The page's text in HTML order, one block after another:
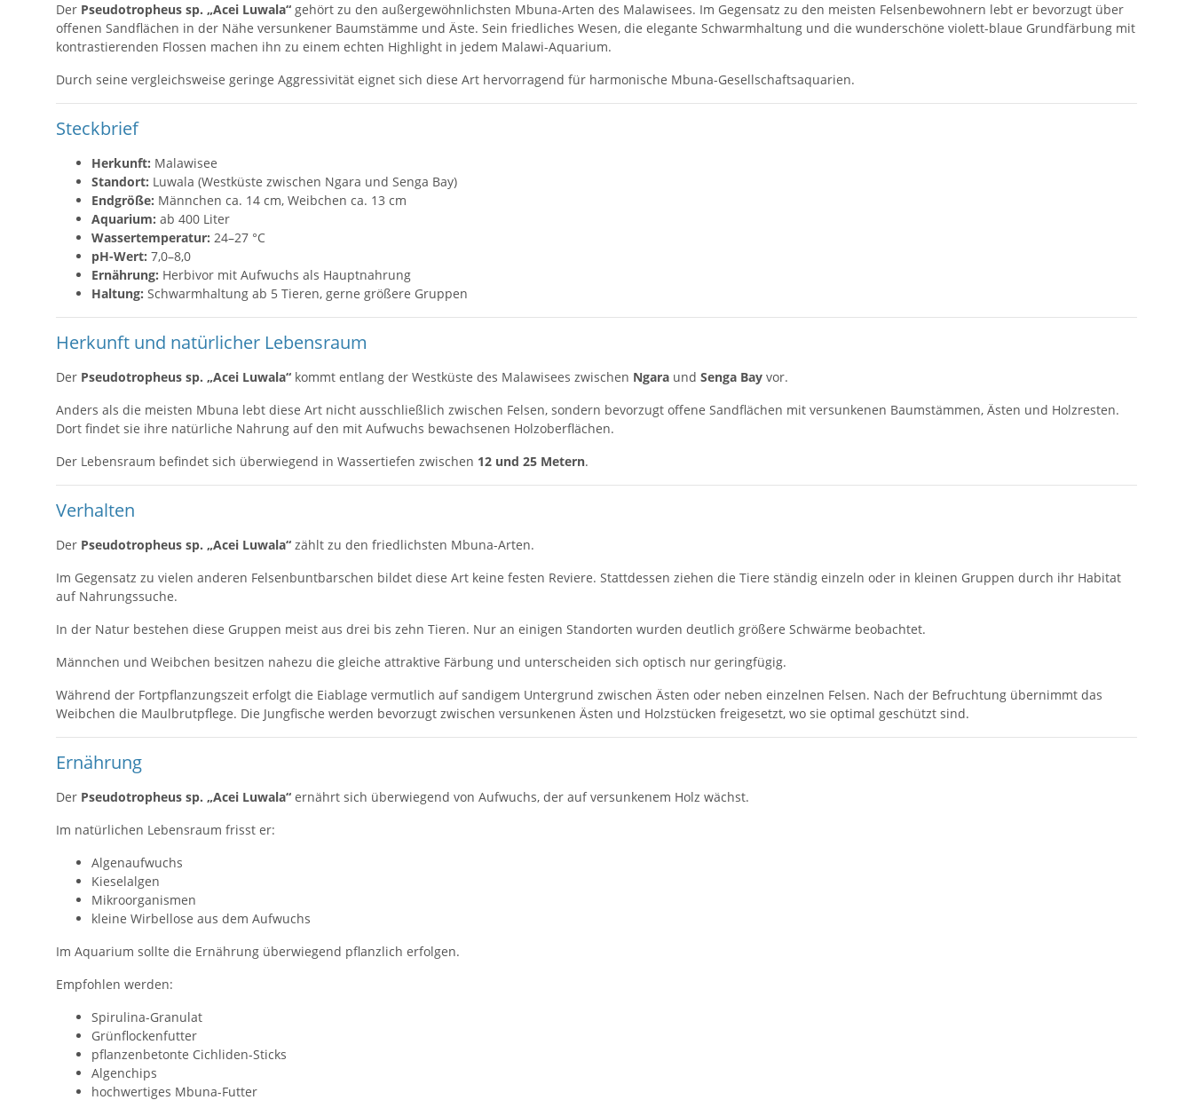
Der Pseudotropheus sp. „Acei Luwala“ gehört zu den außergewöhnlichsten Mbuna-Arten des Malawisees. Im Gegensatz zu den meisten Felsenbewohnern lebt er bevorzugt über
offenen Sandflächen in der Nähe versunkener Baumstämme und Äste. Sein friedliches Wesen, die elegante Schwarmhaltung und die wunderschöne violett-blaue Grundfärbung mit
kontrastierenden Flossen machen ihn zu einem echten Highlight in jedem Malawi-Aquarium.
Durch seine vergleichsweise geringe Aggressivität eignet sich diese Art hervorragend für harmonische Mbuna-Gesellschaftsaquarien.
Steckbrief
Herkunft: Malawisee
Standort: Luwala (Westküste zwischen Ngara und Senga Bay)
Endgröße: Männchen ca. 14 cm, Weibchen ca. 13 cm
Aquarium: ab 400 Liter
Wassertemperatur: 24–27 °C
pH-Wert: 7,0–8,0
Ernährung: Herbivor mit Aufwuchs als Hauptnahrung
Haltung: Schwarmhaltung ab 5 Tieren, gerne größere Gruppen
Herkunft und natürlicher Lebensraum
Der Pseudotropheus sp. „Acei Luwala“ kommt entlang der Westküste des Malawisees zwischen Ngara und Senga Bay vor.
Anders als die meisten Mbuna lebt diese Art nicht ausschließlich zwischen Felsen, sondern bevorzugt offene Sandflächen mit versunkenen Baumstämmen, Ästen und Holzresten.
Dort findet sie ihre natürliche Nahrung auf den mit Aufwuchs bewachsenen Holzoberflächen.
Der Lebensraum befindet sich überwiegend in Wassertiefen zwischen 12 und 25 Metern.
Verhalten
Der Pseudotropheus sp. „Acei Luwala“ zählt zu den friedlichsten Mbuna-Arten.
Im Gegensatz zu vielen anderen Felsenbuntbarschen bildet diese Art keine festen Reviere. Stattdessen ziehen die Tiere ständig einzeln oder in kleinen Gruppen durch ihr Habitat
auf Nahrungssuche.
In der Natur bestehen diese Gruppen meist aus drei bis zehn Tieren. Nur an einigen Standorten wurden deutlich größere Schwärme beobachtet.
Männchen und Weibchen besitzen nahezu die gleiche attraktive Färbung und unterscheiden sich optisch nur geringfügig.
Während der Fortpflanzungszeit erfolgt die Eiablage vermutlich auf sandigem Untergrund zwischen Ästen oder neben einzelnen Felsen. Nach der Befruchtung übernimmt das
Weibchen die Maulbrutpflege. Die Jungfische werden bevorzugt zwischen versunkenen Ästen und Holzstücken freigesetzt, wo sie optimal geschützt sind.
Ernährung
Der Pseudotropheus sp. „Acei Luwala“ ernährt sich überwiegend von Aufwuchs, der auf versunkenem Holz wächst.
Im natürlichen Lebensraum frisst er:
Algenaufwuchs
Kieselalgen
Mikroorganismen
kleine Wirbellose aus dem Aufwuchs
Im Aquarium sollte die Ernährung überwiegend pflanzlich erfolgen.
Empfohlen werden:
Spirulina-Granulat
Grünflockenfutter
pflanzenbetonte Cichliden-Sticks
Algenchips
hochwertiges Mbuna-Futter